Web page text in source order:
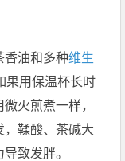
香油和多种维生
果用保温杯长时
火煎煮一样，
，鞣酸、茶碱大
致发胖。